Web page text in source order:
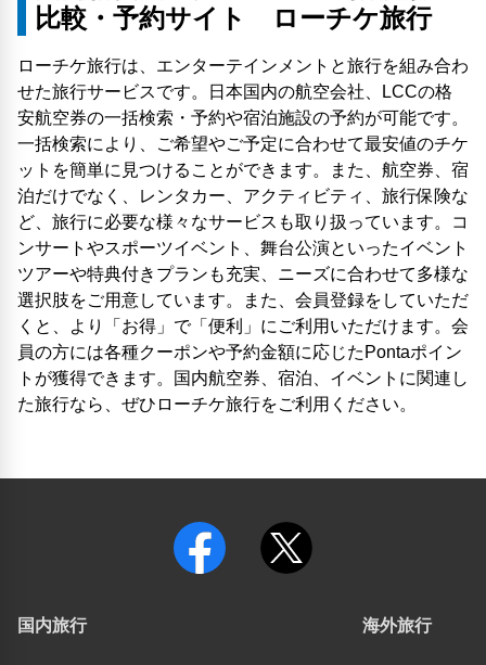
比較・予約サイト ローチケ旅行
ローチケ旅行は、エンターテインメントと旅行を組み合わ
せた旅行サービスです。日本国内の航空会社、LCCの格
安航空券の一括検索・予約や宿泊施設の予約が可能です。
一括検索により、ご希望やご予定に合わせて最安値のチケ
ットを簡単に見つけることができます。また、航空券、宿
泊だけでなく、レンタカー、アクティビティ、旅行保険な
ど、旅行に必要な様々なサービスも取り扱っています。コ
ンサートやスポーツイベント、舞台公演といったイベント
ツアーや特典付きプランも充実、ニーズに合わせて多様な
選択肢をご用意しています。また、会員登録をしていただ
くと、より「お得」で「便利」にご利用いただけます。会
員の方には各種クーポンや予約金額に応じたPontaポイン
トが獲得できます。国内航空券、宿泊、イベントに関連し
た旅行なら、ぜひローチケ旅行をご利用ください。
国内旅行 海外旅行